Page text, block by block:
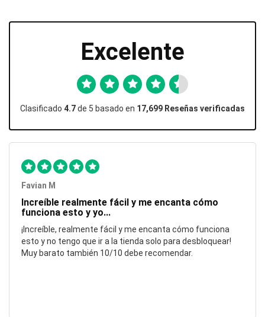
Excelente
Clasificado 4.7de 5 basado en 17,699 Reseñas verificadas
Favian M
Increíble realmente fácil y me encanta cómo
funciona esto y yo...
¡Increíble, realmente fácil y me encanta cómo funciona
esto y no tengo que ir a la tienda solo para desbloquear!
Muy barato también 10/10 debe recomendar.